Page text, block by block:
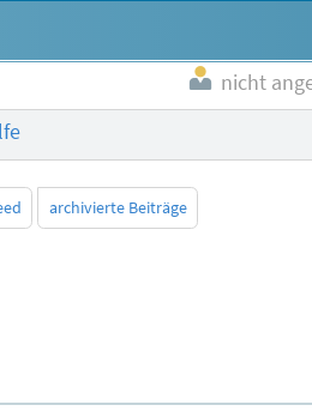
nicht
archivierte Beiträge